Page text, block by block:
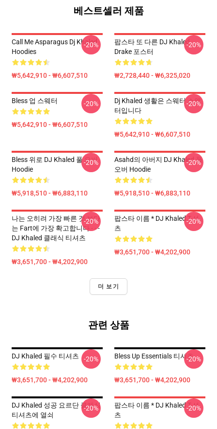
베스트셀러 제품
Call Me Asparagus Dj Khaled
Hoodies
₩5,642,910 - ₩6,607,510
-20%
팝스타 또 다른 DJ Khaled
Drake 포스터
₩2,728,440 - ₩6,325,020
-20%
Bless 업 스웨터
₩5,642,910 - ₩6,607,510
-20%
Dj Khaled 생활은 스웨터 스웨
터입니다
₩5,642,910 - ₩6,607,510
-20%
Bless 위로 DJ Khaled 풀 오버
Hoodie
₩5,918,510 - ₩6,883,110
-20%
Asahd의 아버지 DJ Khaled 풀
오버 Hoodie
₩5,918,510 - ₩6,883,110
-20%
나는 오히려 가장 빠른 것 보다
는 Fart에 가장 확고합니다 - - -
DJ Khaled 클래식 티셔츠
₩3,651,700 - ₩4,202,900
-20%
팝스타 이름 * DJ Khaled T-셔
츠
₩3,651,700 - ₩4,202,900
-20%
더 보기
관련 상품
DJ Khaled 필수 티셔츠
₩3,651,700 - ₩4,202,900
-20% Bless Up Essentials 티셔츠
₩3,651,700 - ₩4,202,900
-20%
DJ Khaled 성공 요르단 클래식
티셔츠에 열쇠
-20%
팝스타 이름 * DJ Khaled T-셔
츠
-20%